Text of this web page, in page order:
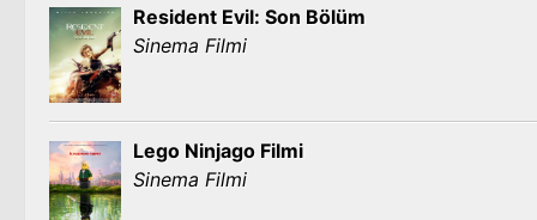
Resident Evil: Son Bölüm
Sinema Filmi
Lego Ninjago Filmi
Sinema Filmi